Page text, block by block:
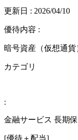
更新日 : 2026/04/10
優待内容 :
暗号資産（仮想通貨
カテゴリ
:
金融サービス 長期